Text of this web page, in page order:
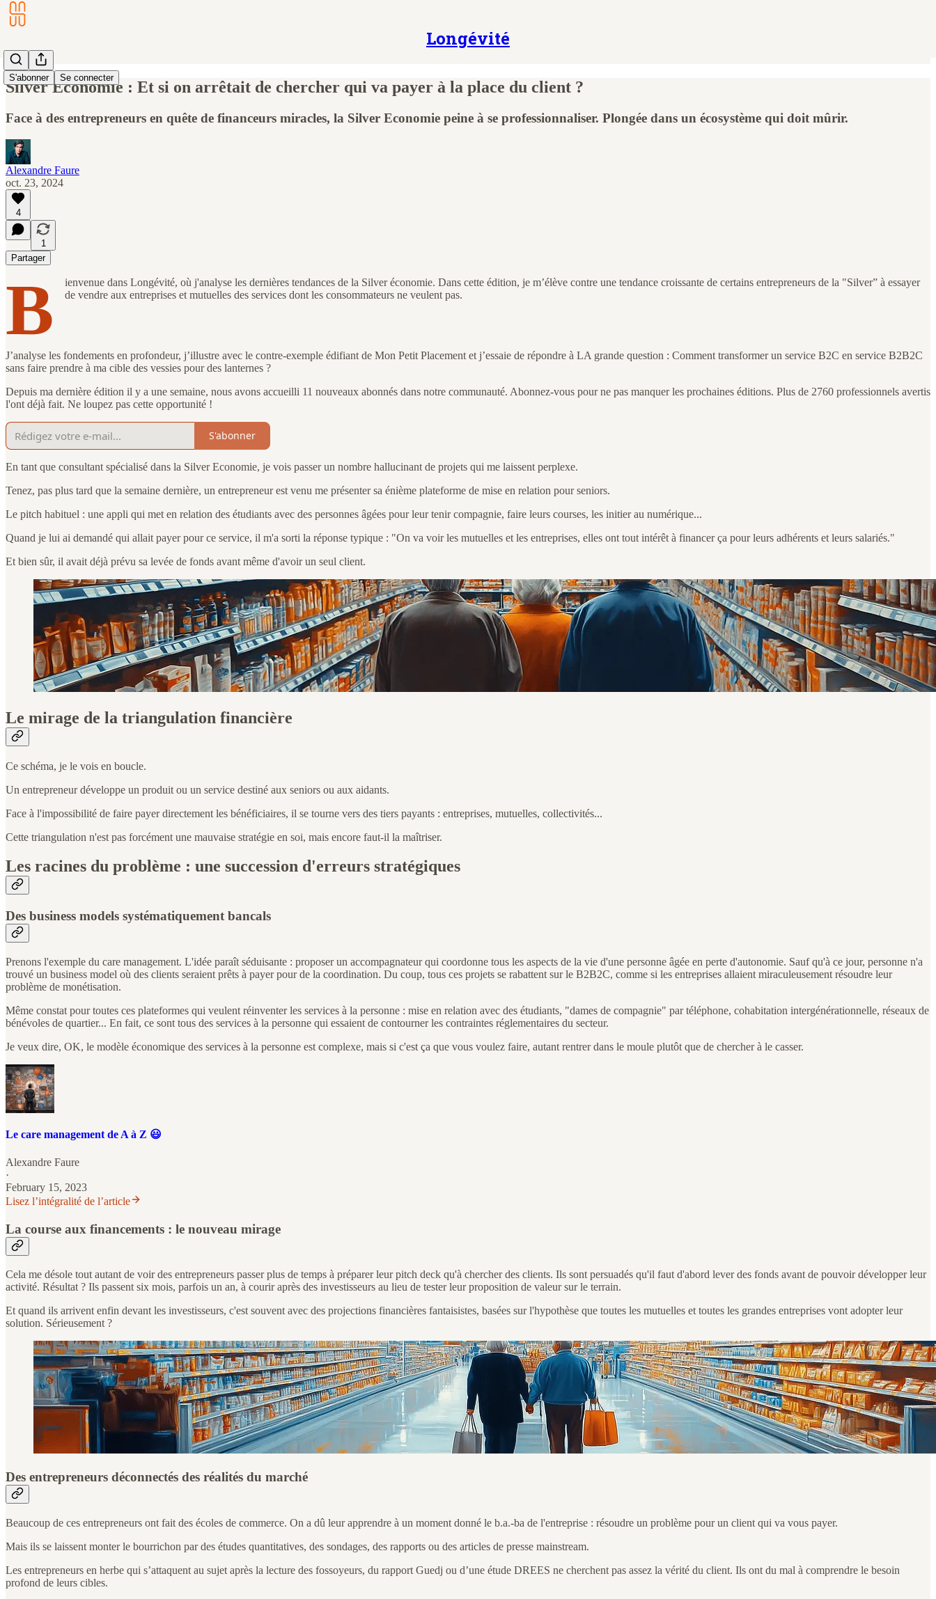
Longévité
S'abonner Se connecter
Silver Economie : Et si on arrêtait de chercher qui va payer à la place du client ?
Face à des entrepreneurs en quête de financeurs miracles, la Silver Economie peine à se professionnaliser. Plongée dans un écosystème qui doit mûrir.
Alexandre Faure
oct. 23, 2024
4
1
Partager
B
ienvenue dans Longévité, où j'analyse les dernières tendances de la Silver économie. Dans cette édition, je m’élève contre une tendance croissante de certains entrepreneurs de la "Silver” à essayer
de vendre aux entreprises et mutuelles des services dont les consommateurs ne veulent pas.
J’analyse les fondements en profondeur, j’illustre avec le contre-exemple édifiant de Mon Petit Placement et j’essaie de répondre à LA grande question : Comment transformer un service B2C en service B2B2C
sans faire prendre à ma cible des vessies pour des lanternes ?
Depuis ma dernière édition il y a une semaine, nous avons accueilli 11 nouveaux abonnés dans notre communauté. Abonnez-vous pour ne pas manquer les prochaines éditions. Plus de 2760 professionnels avertis
l'ont déjà fait. Ne loupez pas cette opportunité !
S'abonner
En tant que consultant spécialisé dans la Silver Economie, je vois passer un nombre hallucinant de projets qui me laissent perplexe.
Tenez, pas plus tard que la semaine dernière, un entrepreneur est venu me présenter sa énième plateforme de mise en relation pour seniors.
Le pitch habituel : une appli qui met en relation des étudiants avec des personnes âgées pour leur tenir compagnie, faire leurs courses, les initier au numérique...
Quand je lui ai demandé qui allait payer pour ce service, il m'a sorti la réponse typique : "On va voir les mutuelles et les entreprises, elles ont tout intérêt à financer ça pour leurs adhérents et leurs salariés."
Et bien sûr, il avait déjà prévu sa levée de fonds avant même d'avoir un seul client.
Le mirage de la triangulation financière
Ce schéma, je le vois en boucle.
Un entrepreneur développe un produit ou un service destiné aux seniors ou aux aidants.
Face à l'impossibilité de faire payer directement les bénéficiaires, il se tourne vers des tiers payants : entreprises, mutuelles, collectivités...
Cette triangulation n'est pas forcément une mauvaise stratégie en soi, mais encore faut-il la maîtriser.
Les racines du problème : une succession d'erreurs stratégiques
Des business models systématiquement bancals
Prenons l'exemple du care management. L'idée paraît séduisante : proposer un accompagnateur qui coordonne tous les aspects de la vie d'une personne âgée en perte d'autonomie. Sauf qu'à ce jour, personne n'a
trouvé un business model où des clients seraient prêts à payer pour de la coordination. Du coup, tous ces projets se rabattent sur le B2B2C, comme si les entreprises allaient miraculeusement résoudre leur
problème de monétisation.
Même constat pour toutes ces plateformes qui veulent réinventer les services à la personne : mise en relation avec des étudiants, "dames de compagnie" par téléphone, cohabitation intergénérationnelle, réseaux de
bénévoles de quartier... En fait, ce sont tous des services à la personne qui essaient de contourner les contraintes réglementaires du secteur.
Je veux dire, OK, le modèle économique des services à la personne est complexe, mais si c'est ça que vous voulez faire, autant rentrer dans le moule plutôt que de chercher à le casser.
Le care management de A à Z 😃
Alexandre Faure
·
February 15, 2023
Lisez l’intégralité de l’article
La course aux financements : le nouveau mirage
Cela me désole tout autant de voir des entrepreneurs passer plus de temps à préparer leur pitch deck qu'à chercher des clients. Ils sont persuadés qu'il faut d'abord lever des fonds avant de pouvoir développer leur
activité. Résultat ? Ils passent six mois, parfois un an, à courir après des investisseurs au lieu de tester leur proposition de valeur sur le terrain.
Et quand ils arrivent enfin devant les investisseurs, c'est souvent avec des projections financières fantaisistes, basées sur l'hypothèse que toutes les mutuelles et toutes les grandes entreprises vont adopter leur
solution. Sérieusement ?
Des entrepreneurs déconnectés des réalités du marché
Beaucoup de ces entrepreneurs ont fait des écoles de commerce. On a dû leur apprendre à un moment donné le b.a.-ba de l'entreprise : résoudre un problème pour un client qui va vous payer.
Mais ils se laissent monter le bourrichon par des études quantitatives, des sondages, des rapports ou des articles de presse mainstream.
Les entrepreneurs en herbe qui s’attaquent au sujet après la lecture des fossoyeurs, du rapport Guedj ou d’une étude DREES ne cherchent pas assez la vérité du client. Ils ont du mal à comprendre le besoin
profond de leurs cibles.